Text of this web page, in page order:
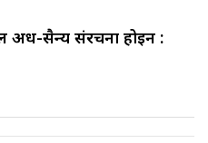
अर्ध-सैन्य संरचना होइन :